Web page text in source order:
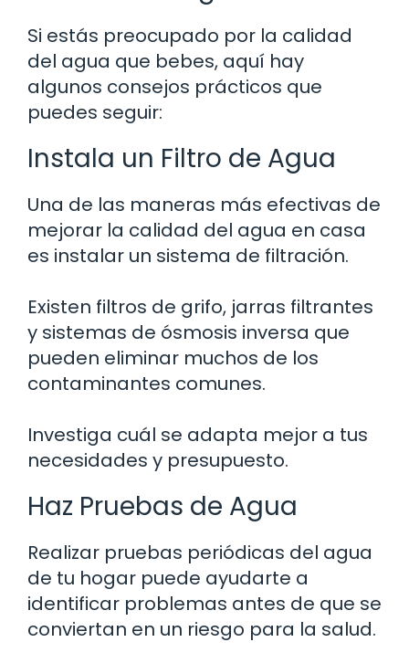
Si estás preocupado por la calidad
del agua que bebes, aquí hay
algunos consejos prácticos que
puedes seguir:
Instala un Filtro de Agua
Una de las maneras más efectivas de
mejorar la calidad del agua en casa
es instalar un sistema de filtración.
Existen filtros de grifo, jarras filtrantes
y sistemas de ósmosis inversa que
pueden eliminar muchos de los
contaminantes comunes.
Investiga cuál se adapta mejor a tus
necesidades y presupuesto.
Haz Pruebas de Agua
Realizar pruebas periódicas del agua
de tu hogar puede ayudarte a
identificar problemas antes de que se
conviertan en un riesgo para la salud.